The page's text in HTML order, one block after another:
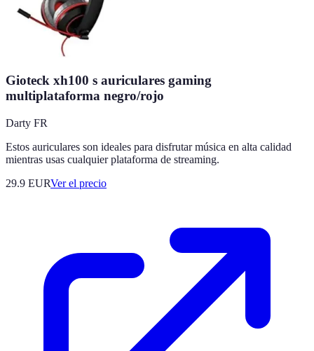
Gioteck xh100 s auriculares gaming
multiplataforma negro/rojo
Darty FR
Estos auriculares son ideales para disfrutar música en alta calidad
mientras usas cualquier plataforma de streaming.
29.9 EURVer el precio